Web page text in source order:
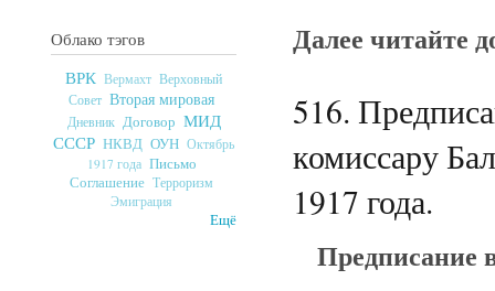
Облако тэгов
ВРК Вермахт Верховный
Совет Вторая мировая
Дневник Договор МИД
СССР НКВД ОУН Октябрь
1917 года Письмо
Соглашение Терроризм
Эмиграция
Ещё
Далее читайте
516.
комиссару
1917 года.
Предписание